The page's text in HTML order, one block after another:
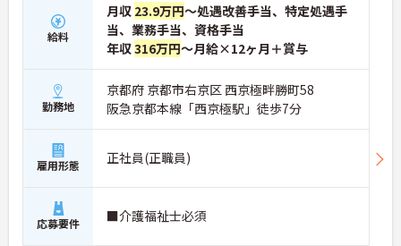
給料
月収 23.9万円～処遇改善手当、特定処遇手
当、業務手当、資格手当
年収316万円～月給×12ヶ月＋賞与
勤務地
京都府 京都市右京区 西京極畔勝町58
阪急京都本線「西京極駅」徒歩7分
雇用形態 正社員(正職員)
応募要件 ■介護福祉士必須